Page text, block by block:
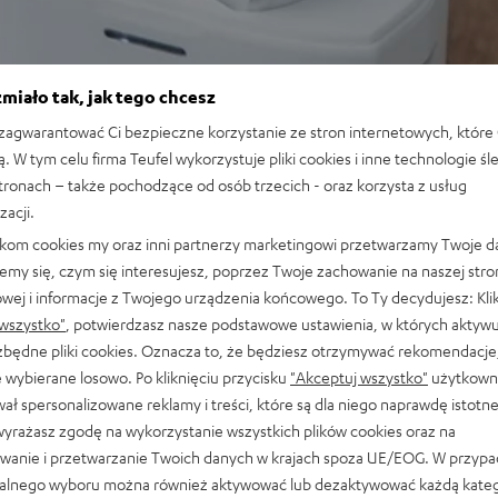
w sklepie Audiomagic w
tak, jak tego chcesz
Ci bezpieczne korzystanie ze stron internetowych, które
W tym celu firma Teufel wykorzystuje pliki cookies i inne technologie
– także pochodzące od osób trzecich - oraz korzysta z usług
cookies my oraz inni partnerzy marketingowi przetwarzamy Twoje
się, czym się interesujesz, poprzez Twoje zachowanie na naszej
i informacje z Twojego urządzenia końcowego. To Ty decydujesz:
, potwierdzasz nasze podstawowe ustawienia, w których
pliki cookies. Oznacza to, że będziesz otrzymywać
wybierane losowo. Po kliknięciu przycisku "Akceptuj wszystko"
spersonalizowane reklamy i treści, które są dla niego naprawdę
zgodę na wykorzystanie wszystkich plików cookies oraz na
i przetwarzanie Twoich danych w krajach spoza UE/EOG. W
wyboru można również aktywować lub dezaktywować każdą